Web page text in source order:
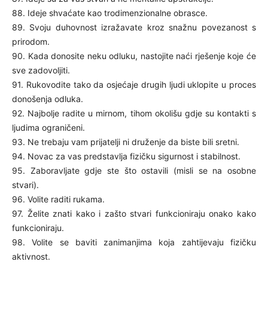
88. Ideje shvaćate kao trodimenzionalne obrasce.
89. Svoju duhovnost izražavate kroz snažnu povezanost s
prirodom.
90. Kada donosite neku odluku, nastojite naći rješenje koje će
sve zadovoljiti.
91. Rukovodite tako da osjećaje drugih ljudi uklopite u proces
donošenja odluka.
92. Najbolje radite u mirnom, tihom okolišu gdje su kontakti s
ljudima ograničeni.
93. Ne trebaju vam prijatelji ni druženje da biste bili sretni.
94. Novac za vas predstavlja fizičku sigurnost i stabilnost.
95. Zaboravljate gdje ste što ostavili (misli se na osobne
stvari).
96. Volite raditi rukama.
97. Želite znati kako i zašto stvari funkcioniraju onako kako
funkcioniraju.
98. Volite se baviti zanimanjima koja zahtijevaju fizičku
aktivnost.